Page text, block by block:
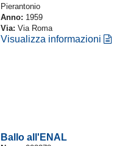
Pierantonio
Anno: 1959
Via: Via Roma
Visualizza informazioni
Ballo all'ENAL